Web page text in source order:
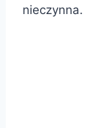
nieczynna.